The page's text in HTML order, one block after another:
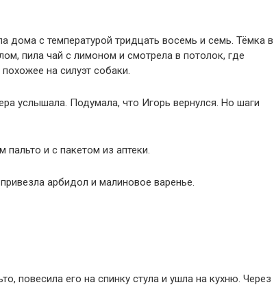
дома с температурой тридцать восемь и семь. Тёмка в
пила чай с лимоном и смотрела в потолок, где
на силуэт собаки.
услышала. Подумала, что Игорь вернулся. Но шаги
и с пакетом из аптеки.
арбидол и малиновое варенье.
повесила его на спинку стула и ушла на кухню. Через